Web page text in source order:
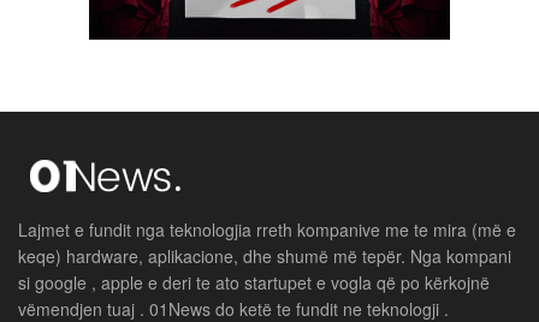
Lajmet e fundit nga teknologjia rreth kompanive me te mira (më e
keqe) hardware, aplikacione, dhe shumë më tepër. Nga kompani
si google , apple e deri te ato startupet e vogla që po kërkojnë
vëmendjen tuaj . 01News do ketë te fundit ne teknologji .